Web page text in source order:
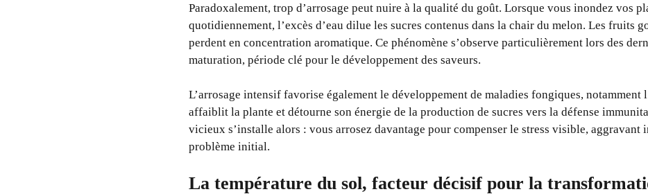
Paradoxalement, trop d’arrosage peut nuire à la qualité du goût. Lorsque vous inondez vos
quotidiennement, l’excès d’eau dilue les sucres contenus dans la chair du melon. Les fruits
perdent en concentration aromatique. Ce phénomène s’observe particulièrement lors des
maturation, période clé pour le développement des saveurs.
L’arrosage intensif favorise également le développement de maladies fongiques, notamment
affaiblit la plante et détourne son énergie de la production de sucres vers la défense
vicieux s’installe alors : vous arrosez davantage pour compenser le stress visible, aggravant
problème initial.
La température du sol, facteur décisif pour la